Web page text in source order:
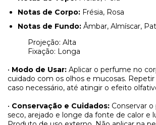
Notas de Corpo: Frésia, Rosa
Notas de Fundo: Âmbar, Almíscar,
Projeção: Alta
Fixação: Longa
• Modo de Usar: Aplicar o perfume no
cuidado com os olhos e mucosas.
caso necessário, até atingir o efeito
• Conservação e Cuidados: Conservar
seco, arejado e longe da fonte de calor e